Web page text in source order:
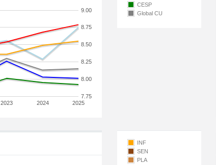
2023 2024 2025
7.75
8.00
8.25
8.50
8.75
9.00
CESP
Global CU
INF
SEN
PLA